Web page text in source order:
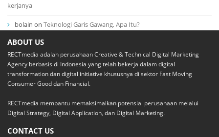
kerjanya
bolain on Teknologi Garis Gawang, Apa Itu?
ABOUT US
RECTmedia adalah perusahaan Creative & Technical Digital Marketing
Agency berbasis di Indonesia yang telah bekerja dalam digital
transformation dan digital initiative khususnya di sektor Fast Moving
Consumer Good dan Financial.
RECTmedia membantu memaksimalkan potensial perusahaan melalui
Digital Strategy, Digital Application, dan Digital Marketing.
CONTACT US